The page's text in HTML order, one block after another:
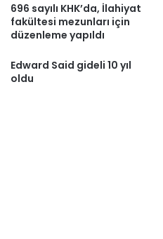
696 sayılı KHK’da, İlahiyat
fakültesi mezunları için
düzenleme yapıldı
Edward Said gideli 10 yıl
oldu